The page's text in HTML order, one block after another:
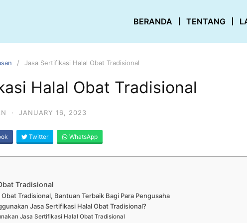
BERANDA TENTANG
Jasa Sertifikasi Halal Obat Tradisional
Halal Obat Tradisional
· JANUARY 16, 2023
Twitter WhatsApp
Tradisional
Tradisional, Bantuan Terbaik Bagi Para Pengusaha
Jasa Sertifikasi Halal Obat Tradisional?
Jasa Sertifikasi Halal Obat Tradisional